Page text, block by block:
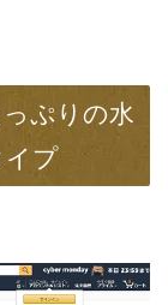
ぷりの水
イプ